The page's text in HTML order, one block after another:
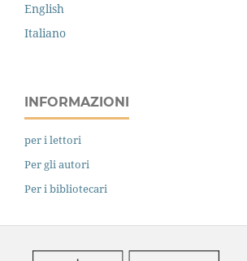
English
Italiano
INFORMAZIONI
per i lettori
Per gli autori
Per i bibliotecari